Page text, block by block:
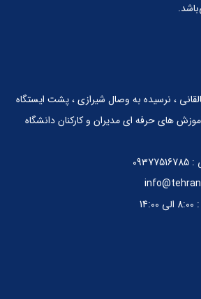
، نرسیده به وصال شیرازی ، پشت ایستگاه
574، مرکز آموزش های حرفه ای مدیران و کارکنان دانشگاه